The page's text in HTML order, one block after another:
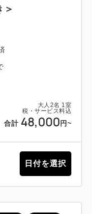
大人 2名 1 室
税・サービス料込
合計 48,000 円~
日付を選択